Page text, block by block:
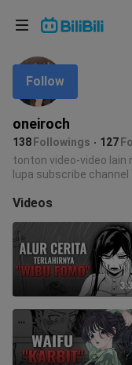
oneiroch
138 Followings 127
Follow
tonton video-video lain
lupa subscribe
Videos
Language: English
In
Choose your
English
ภาษาไทย
Tiếng Việt
Bahasa Indonesia
Bahasa Melayu